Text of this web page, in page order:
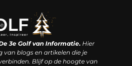
3e Golf van Informatie.Hier
van blogs en artikelen die je
Blijf op de hoogte van